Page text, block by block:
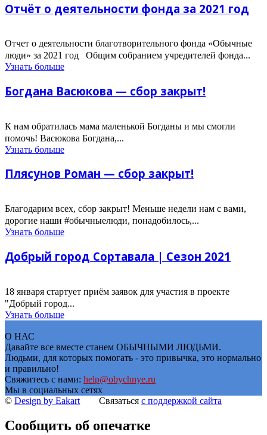
Отчёт о деятельности фонда за 2021 год
Отчет о деятельности благотворительного фонда «Обычные
люди» за 2021 год Общим собранием учредителей фонда...
Узнать больше
Богдана Васюкова — сбор закрыт!
К нам обратилась мама маленькой Богданы и мы смогли
помочь! Васюкова Богдана,...
Узнать больше
Плясунов Роман — сбор закрыт!
Благодарим всех, сбор закрыт! Меньше недели нам с вами,
дорогие наши #обычныелюди, понадобилось,...
Узнать больше
Добрый город Сортавала | Сезон 2021
18 января стартует приём заявок для участия в проекте
"Добрый город...
Узнать больше
О НАС
Давайте все вместе станем ОБЫЧНЫМИ ЛЮДЬМИ.
Людьми, для которых помогать - это привычка, это нормально
и правильно!
Свяжитесь с нами: help@obychnye.ru
Мы в социальных сетях
© Design by Eakart Связаться c поддержкой сайта
Сообщить об опечатке